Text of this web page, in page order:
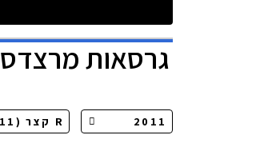
גרסאותמרצדס R קצר